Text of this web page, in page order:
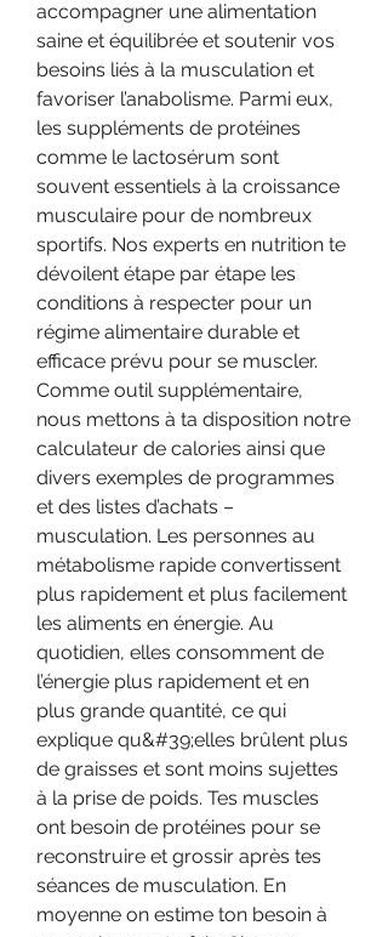
accompagner une alimentation
saine et équilibrée et soutenir vos
besoins liés à la musculation et
favoriser l’anabolisme. Parmi eux,
les suppléments de protéines
comme le lactosérum sont
souvent essentiels à la croissance
musculaire pour de nombreux
sportifs. Nos experts en nutrition te
dévoilent étape par étape les
conditions à respecter pour un
régime alimentaire durable et
efficace prévu pour se muscler.
Comme outil supplémentaire,
nous mettons à ta disposition notre
calculateur de calories ainsi que
divers exemples de programmes
et des listes d’achats –
musculation. Les personnes au
métabolisme rapide convertissent
plus rapidement et plus facilement
les aliments en énergie. Au
quotidien, elles consomment de
l’énergie plus rapidement et en
plus grande quantité, ce qui
explique qu&#39;elles brûlent plus
de graisses et sont moins sujettes
à la prise de poids. Tes muscles
ont besoin de protéines pour se
reconstruire et grossir après tes
séances de musculation. En
moyenne on estime ton besoin à